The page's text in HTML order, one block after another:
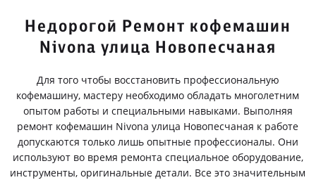
Недорогой Ремонт кофемашин
Nivona улица Новопесчаная
Для того чтобы восстановить профессиональную
кофемашину, мастеру необходимо обладать многолетним
опытом работы и специальными навыками. Выполняя
ремонт кофемашин Nivona улица Новопесчаная к работе
допускаются только лишь опытные профессионалы. Они
используют во время ремонта специальное оборудование,
инструменты, оригинальные детали. Все это значительным